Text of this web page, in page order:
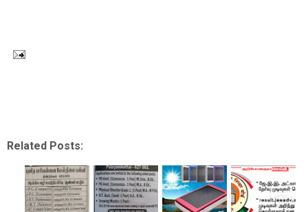
Related Posts: